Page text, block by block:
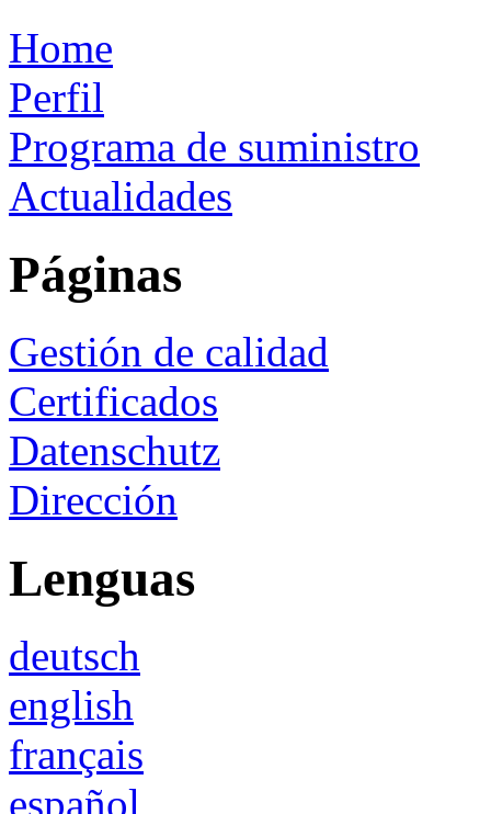
Home
Perfil
Programa de suministro
Actualidades
Páginas
Gestión de calidad
Certificados
Datenschutz
Dirección
Lenguas
deutsch
english
français
español